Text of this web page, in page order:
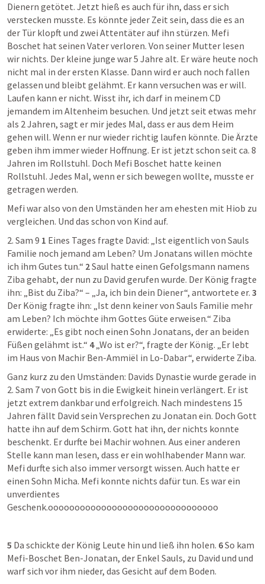
Dienern getötet. Jetzt hieß es auch für ihn, dass er sich
verstecken musste. Es könnte jeder Zeit sein, dass die es an
der Tür klopft und zwei Attentäter auf ihn stürzen. Mefi
Boschet hat seinen Vater verloren. Von seiner Mutter lesen
wir nichts. Der kleine junge war 5 Jahre alt. Er wäre heute noch
nicht mal in der ersten Klasse. Dann wird er auch noch fallen
gelassen und bleibt gelähmt. Er kann versuchen was er will.
Laufen kann er nicht. Wisst ihr, ich darf in meinem CD
jemandem im Altenheim besuchen. Und jetzt seit etwas mehr
als 2 Jahren, sagt er mir jedes Mal, dass er aus dem Heim
gehen will. Wenn er nur wieder richtig laufen könnte. Die Ärzte
geben ihm immer wieder Hoffnung. Er ist jetzt schon seit ca. 8
Jahren im Rollstuhl. Doch Mefi Boschet hatte keinen
Rollstuhl. Jedes Mal, wenn er sich bewegen wollte, musste er
getragen werden.
Mefi war also von den Umständen her am ehesten mit Hiob zu
vergleichen. Und das schon von Kind auf.
2. Sam 9 1 Eines Tages fragte David: „Ist eigentlich von Sauls
Familie noch jemand am Leben? Um Jonatans willen möchte
ich ihm Gutes tun.“ 2 Saul hatte einen Gefolgsmann namens
Ziba gehabt, der nun zu David gerufen wurde. Der König fragte
ihn: „Bist du Ziba?“ – „Ja, ich bin dein Diener“, antwortete er. 3
Der König fragte ihn: „Ist denn keiner von Sauls Familie mehr
am Leben? Ich möchte ihm Gottes Güte erweisen.“ Ziba
erwiderte: „Es gibt noch einen Sohn Jonatans, der an beiden
Füßen gelähmt ist.“ 4 „Wo ist er?“, fragte der König. „Er lebt
im Haus von Machir Ben-Ammiël in Lo-Dabar“, erwiderte Ziba.
2. Sam 7 von Gott bis in die Ewigkeit hinein verlängert. Er ist
jetzt extrem dankbar und erfolgreich. Nach mindestens 15
Jahren fällt David sein Versprechen zu Jonatan ein. Doch Gott
hatte ihn auf dem Schirm. Gott hat ihn, der nichts konnte
beschenkt. Er durfte bei Machir wohnen. Aus einer anderen
Stelle kann man lesen, dass er ein wohlhabender Mann war.
Mefi durfte sich also immer versorgt wissen. Auch hatte er
einen Sohn Micha. Mefi konnte nichts dafür tun. Es war ein
unverdientes
Geschenk.oooooooooooooooooooooooooooooooo
5 Da schickte der König Leute hin und ließ ihn holen. 6 So kam
Mefi-Boschet Ben-Jonatan, der Enkel Sauls, zu David und und
warf sich vor ihm nieder, das Gesicht auf dem Boden.